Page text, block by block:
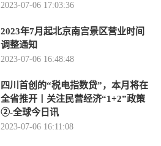
2023-07-06 17:03:36
2023年7月起北京南宫景区营业时间
调整通知
2023-07-06 16:48:48
四川首创的“税电指数贷”，本月将在
全省推开丨关注民营经济“1+2”政策
②-全球今日讯
2023-07-06 16:11:08